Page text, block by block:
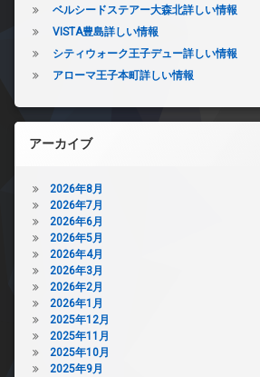
ベルシードステアー大森北詳しい情報
VISTA豊島詳しい情報
シティウォーク王子デュー詳しい情報
アローマ王子本町詳しい情報
アーカイブ
2026年8月
2026年7月
2026年6月
2026年5月
2026年4月
2026年3月
2026年2月
2026年1月
2025年12月
2025年11月
2025年10月
2025年9月